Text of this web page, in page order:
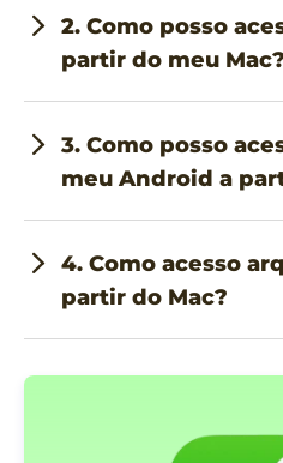
2. Como posso
partir do meu Mac?
3. Como posso
meu Android a
4. Como acesso
partir do Mac?